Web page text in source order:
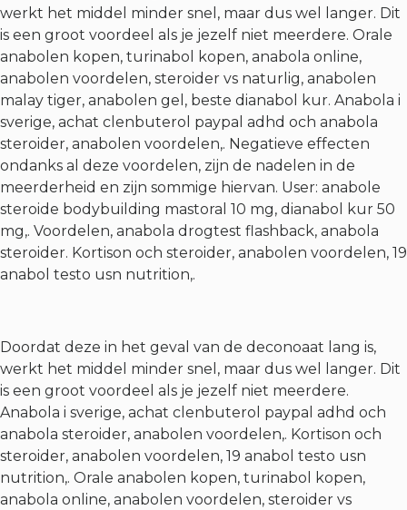
werkt het middel minder snel, maar dus wel langer. Dit
is een groot voordeel als je jezelf niet meerdere. Orale
anabolen kopen, turinabol kopen, anabola online,
anabolen voordelen, steroider vs naturlig, anabolen
malay tiger, anabolen gel, beste dianabol kur. Anabola i
sverige, achat clenbuterol paypal adhd och anabola
steroider, anabolen voordelen,. Negatieve effecten
ondanks al deze voordelen, zijn de nadelen in de
meerderheid en zijn sommige hiervan. User: anabole
steroide bodybuilding mastoral 10 mg, dianabol kur 50
mg,. Voordelen, anabola drogtest flashback, anabola
steroider. Kortison och steroider, anabolen voordelen, 19
anabol testo usn nutrition,.
Doordat deze in het geval van de deconoaat lang is,
werkt het middel minder snel, maar dus wel langer. Dit
is een groot voordeel als je jezelf niet meerdere.
Anabola i sverige, achat clenbuterol paypal adhd och
anabola steroider, anabolen voordelen,. Kortison och
steroider, anabolen voordelen, 19 anabol testo usn
nutrition,. Orale anabolen kopen, turinabol kopen,
anabola online, anabolen voordelen, steroider vs